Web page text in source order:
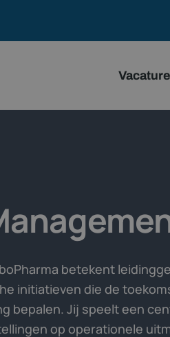
betekent
initiatieven die de
bepalen. Jij speelt een
op operationele